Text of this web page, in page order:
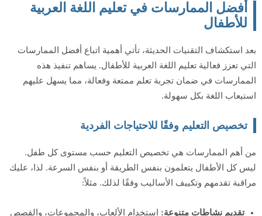
أفضل الممارسات في تعليم اللغة العربية
للأطفال
بعد استكشاف التقنيات الحديثة، تأتي أهمية اتباع أفضل الممارسات
التي تعزز فعالية تعليم اللغة العربية للأطفال. يساهم تنفيذ هذه
الممارسات في ضمان تجربة تعلم ممتعة وفعالة، مما يسهل عليهم
استيعاب اللغة بكل سهولة.
تخصيص التعليم وفقًا للاحتياجات الفردية
من أهم الممارسات هي تخصيص التعليم حسب مستوى كل طفل.
ليس كل الأطفال يتعلمون بنفس الطريقة أو بنفس السرعة. لذا، عليك
مراقبة تقدمهم وتكييف الأساليب وفقًا لذلك. مثلاً:
تقديم نشاطات متنوعة: استخدام الألعاب، والمجموعات، والقصص